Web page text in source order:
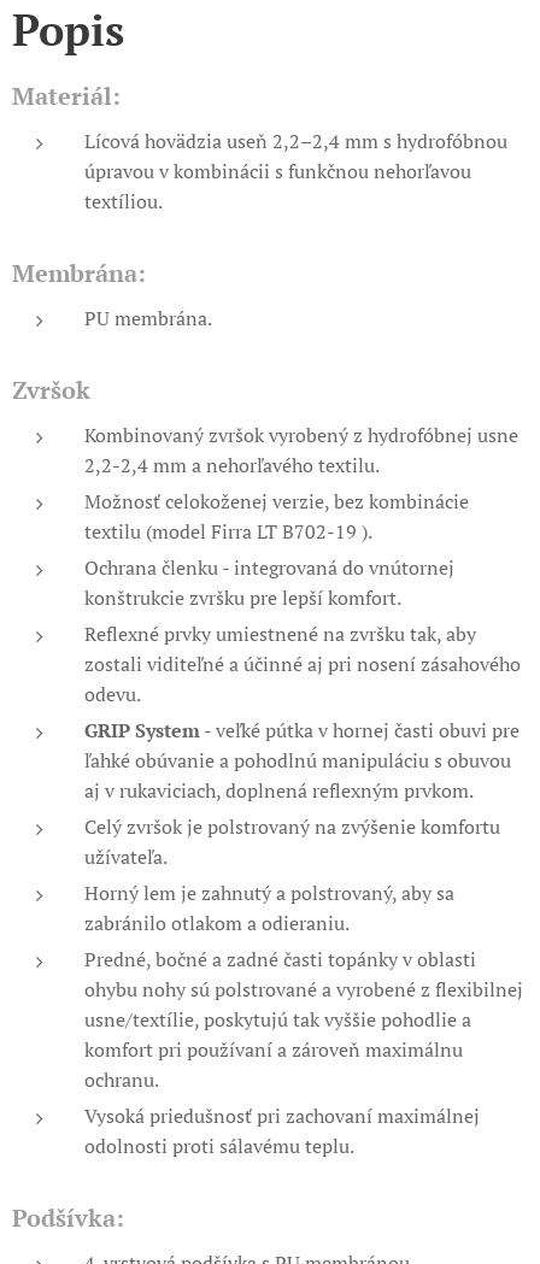
Popis
Materiál:
Lícová hovädzia useň 2,2–2,4 mm s hydrofóbnou
úpravou v kombinácii s funkčnou nehorľavou
textíliou.
Membrána:
PU membrána.
Zvršok
Kombinovaný zvršok vyrobený z hydrofóbnej usne
2,2-2,4 mm a nehorľavého textilu.
Možnosť celokoženej verzie, bez kombinácie
textilu (model Firra LT B702-19 ).
Ochrana členku - integrovaná do vnútornej
konštrukcie zvršku pre lepší komfort.
Reflexné prvky umiestnené na zvršku tak, aby
zostali viditeľné a účinné aj pri nosení zásahového
odevu.
GRIP System- veľké pútka v hornej časti obuvi pre
ľahké obúvanie a pohodlnú manipuláciu s obuvou
aj v rukaviciach, doplnená reflexným prvkom.
Celý zvršok je polstrovaný na zvýšenie komfortu
užívateľa.
Horný lem je zahnutý a polstrovaný, aby sa
zabránilo otlakom a odieraniu.
Predné, bočné a zadné časti topánky v oblasti
ohybu nohy sú polstrované a vyrobené z flexibilnej
usne/textílie, poskytujú tak vyššie pohodlie a
komfort pri používaní a zároveň maximálnu
ochranu.
Vysoká priedušnosť pri zachovaní maximálnej
odolnosti proti sálavému teplu.
Podšívka: